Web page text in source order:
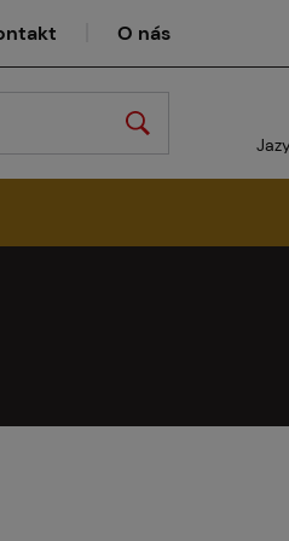
O nás